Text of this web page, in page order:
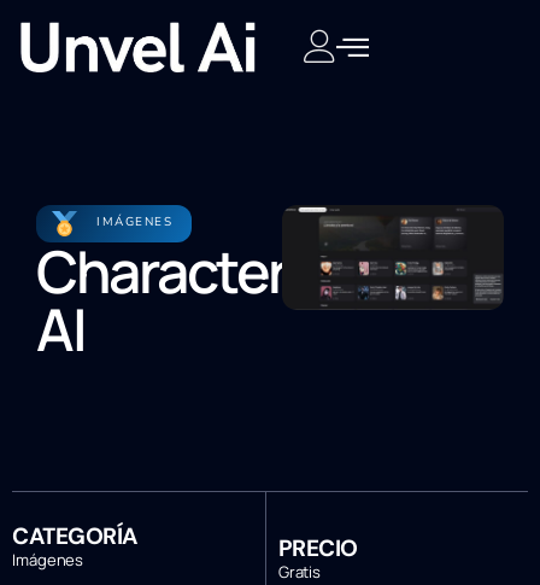
IMÁGENES
Character
AI
CATEGORÍA
Imágenes PRECIO
Gratis